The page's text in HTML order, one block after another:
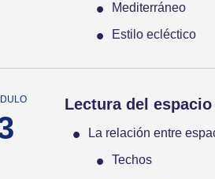
Mediterráneo
Estilo ecléctico
Lectura del
La relación entre
Techos